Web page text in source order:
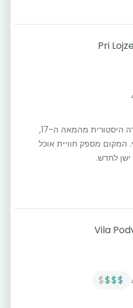
Pri
מסעדה ייחודית הממוקמת בטירה היסטורית מהמאה ה-17,
המקום מספק חוויית אוכל
לחדש.
Vila
$$$
$